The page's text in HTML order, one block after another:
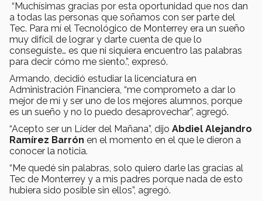
“Muchísimas gracias por esta oportunidad que nos dan
a todas las personas que soñamos con ser parte del
Tec. Para mí el Tecnológico de Monterrey era un sueño
muy difícil de lograr y darte cuenta de que lo
conseguiste… es que ni siquiera encuentro las palabras
para decir cómo me siento.”, expresó.
Armando, decidió estudiar la licenciatura en
Administración Financiera, “me comprometo a dar lo
mejor de mí y ser uno de los mejores alumnos, porque
es un sueño y no lo puedo desaprovechar”, agregó.
“Acepto ser un Líder del Mañana”, dijo Abdiel Alejandro
Ramírez Barrón en el momento en el que le dieron a
conocer la noticia.
“Me quedé sin palabras, solo quiero darle las gracias al
Tec de Monterrey y a mis padres porque nada de esto
hubiera sido posible sin ellos”, agregó.